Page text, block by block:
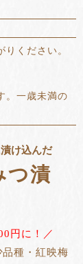
ください。
。一歳未満の
け込んだ
つ漬
円に！／
種・紅映梅